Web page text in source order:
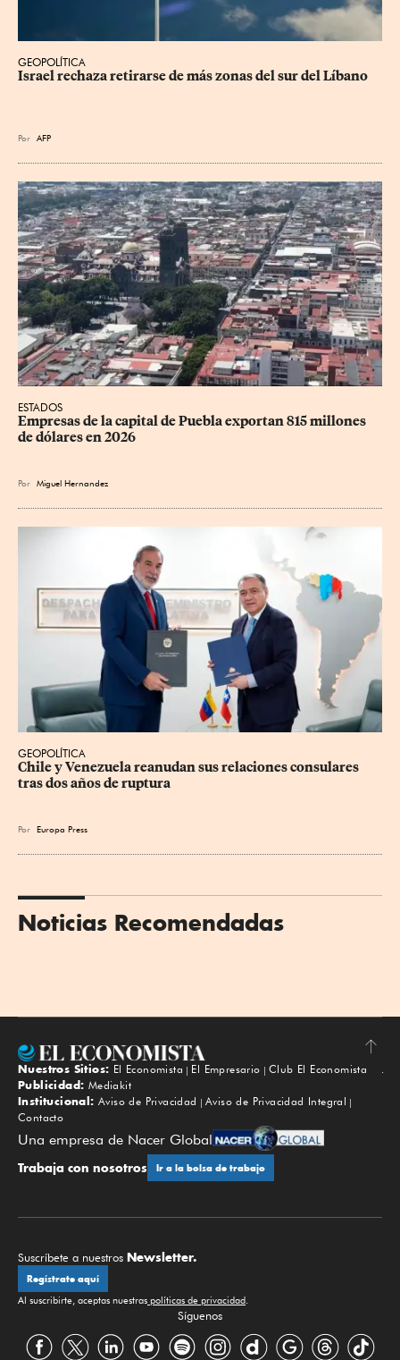
GEOPOLÍTICA
Israel rechaza retirarse de más zonas del sur del Líbano
Por AFP
ESTADOS
Empresas de la capital de Puebla exportan 815 millones
de dólares en 2026
Por Miguel Hernandez
GEOPOLÍTICA
Chile y Venezuela reanudan sus relaciones consulares
tras dos años de ruptura
Por Europa Press
Noticias Recomendadas
Subir
Nuestros Sitios: El Economista El Empresario
Club El Economista
Publicidad: Mediakit
Institucional: Aviso de Privacidad
Aviso de Privacidad Integral
Contacto
Una empresa de Nacer Global
Trabaja con nosotros Ir a la bolsa de trabajo
Suscríbete a nuestros Newsletter.
Regístrate aquí
Al suscribirte, aceptas nuestras políticas de privacidad
Síguenos